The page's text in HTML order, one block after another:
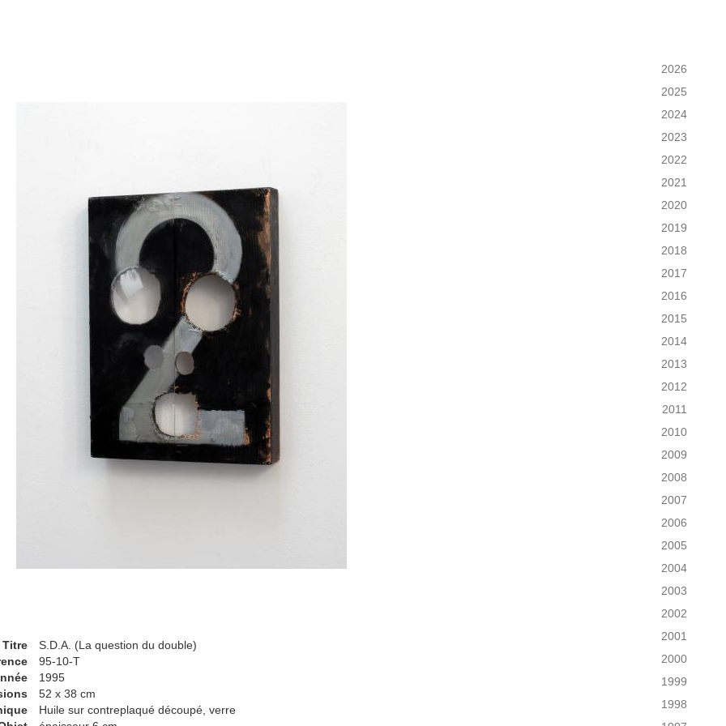
2026
2025
2024
2023
2022
2021
2020
2019
2018
2017
2016
2015
2014
2013
2012
2011
2010
2009
2008
2007
2006
2005
2004
2003
2002
2001
2000
1999
1998
Titre
S.D.A. (La question du double)
95-10-T
1995
52 x 38 cm
Huile sur contreplaqué découpé, verre